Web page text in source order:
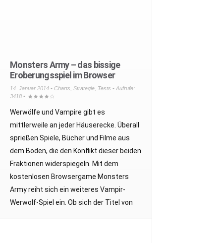
Monsters Army – das bissige
Eroberungsspiel im Browser
14. Januar 2014 • Charts Strategie Tests • Aufrufe:
3418 •
Werwölfe und Vampire gibt es
mittlerweile an jeder Häuserecke. Überall
sprießen Spiele, Bücher und Filme aus
dem Boden, die den Konflikt dieser beiden
Fraktionen widerspiegeln. Mit dem
kostenlosen Browsergame Monsters
Army reiht sich ein weiteres Vampir-
Werwolf-Spiel ein. Ob sich der Titel von